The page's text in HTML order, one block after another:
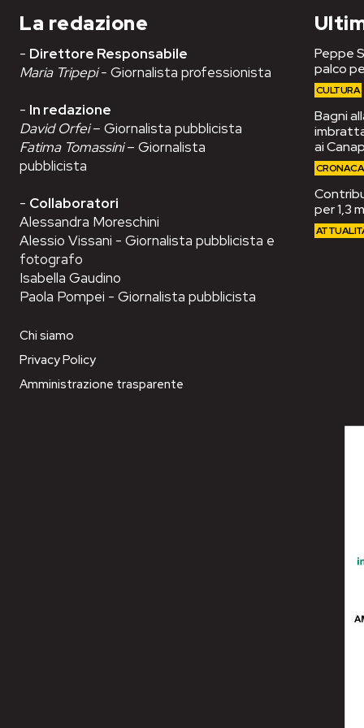
La redazione
- Direttore Responsabile
Maria Tripepi- Giornalista professionista
- In redazione
David Orfei– Giornalista pubblicista
Fatima Tomassini– Giornalista
pubblicista
- Collaboratori
Alessandra Moreschini
Alessio Vissani - Giornalista pubblicista e
fotografo
Isabella Gaudino
Paola Pompei - Giornalista pubblicista
Chi siamo
Privacy Policy
Amministrazione trasparente
Peppe
palco
CULTURA
Bagni
ai
CRONACA
per 1,3